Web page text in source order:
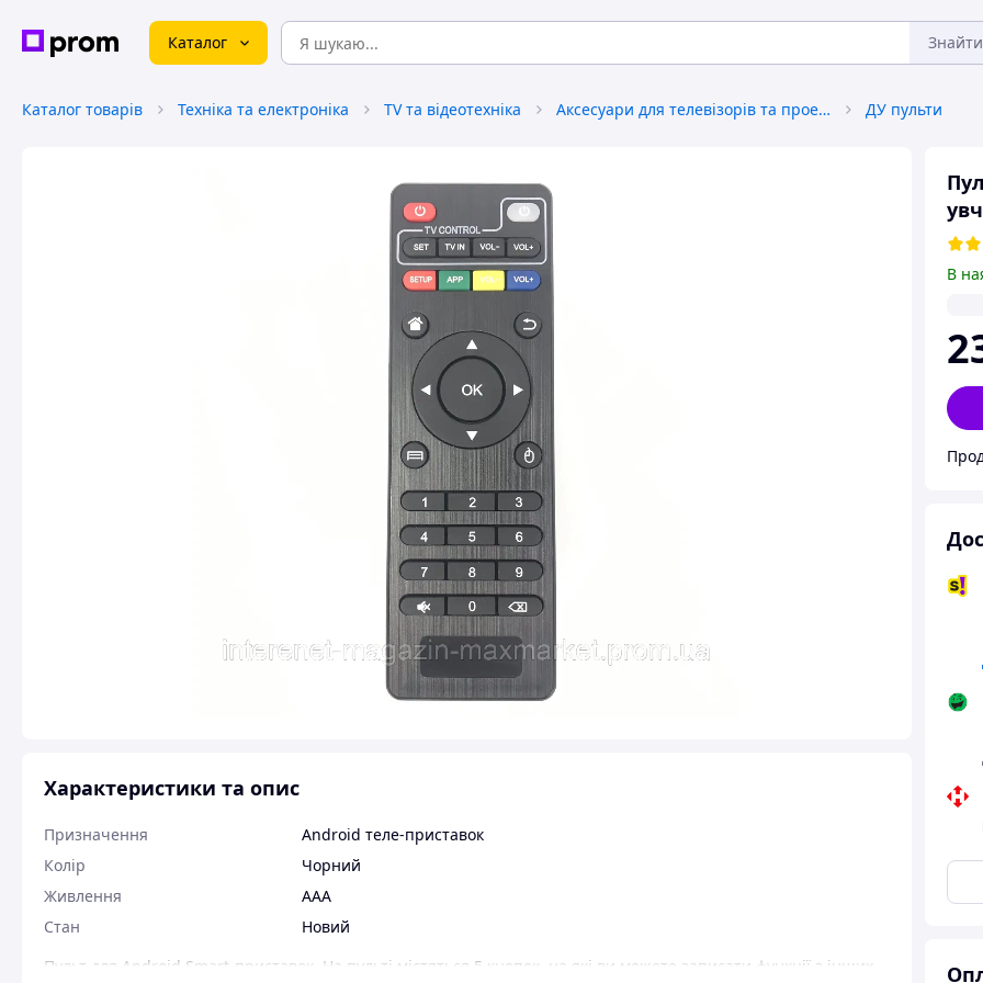
Каталог Знайти
Каталог товарів Техніка та електроніка TV та відеотехніка Аксесуари для телевізорів та проекторів ДУ пульти
В
Характеристики та опис
Призначення
Android теле-приставок
Колір
Чорний
Живлення
AAA
Стан
Новий
Пульт для Android Smart-приставок. На пульті містяться 5 кнопок, на які ви можете записати функції з інших